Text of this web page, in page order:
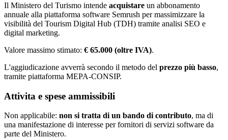
Il Ministero del Turismo intende acquistare un abbonamento
annuale alla piattaforma software Semrush per massimizzare la
visibilità del Tourism Digital Hub (TDH) tramite analisi SEO e
digital marketing.
Valore massimo stimato: € 65.000 (oltre IVA).
L'aggiudicazione avverrà secondo il metodo del prezzo più basso,
tramite piattaforma MEPA-CONSIP.
Attivita e spese ammissibili
Non applicabile: non si tratta di un bando di contributo, ma di
una manifestazione di interesse per fornitori di servizi software da
parte del Ministero.